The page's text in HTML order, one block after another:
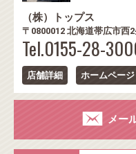
（株）トップス
〒0800012 北海道帯広市西
Tel.0155-28-
店舗詳細 ホームページ
メー